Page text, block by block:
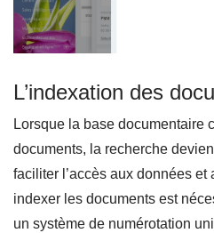
L’indexation des
Lorsque la base documentaire
documents, la recherche
faciliter l’accès aux données et
indexer les documents est
un système de numérotation